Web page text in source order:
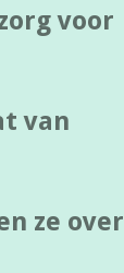
voor
van
ze over